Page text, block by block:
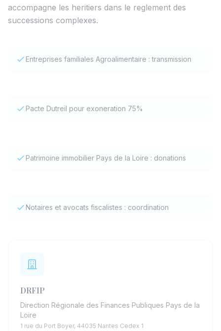
accompagne les heritiers dans le reglement des
successions complexes.
Entreprises familiales Agroalimentaire : transmission
Pacte Dutreil pour exoneration 75%
Patrimoine immobilier Pays de la Loire : donations
Notaires et avocats fiscalistes : coordination
DRFIP
Direction Régionale des Finances Publiques Pays de la
Loire
1 rue du Port Boyer, 44035 Nantes Cedex 1